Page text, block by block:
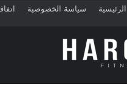
الرئيسية سياسة الخصوصية